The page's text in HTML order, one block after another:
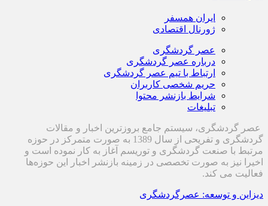
ایران همسفر
ژورنال اقتصادی
عصر گردشگری
درباره عصر گردشگری
ارتباط با تیم عصر گردشگری
حریم شخصی کاربران
شرایط بازنشر محتوا
تبلیغات
عصر گردشگری، سیستم جامع بروزترین اخبار و مقالات
گردشگری و تفریحی از سال 1389 به صورت متمرکز در حوزه
مرتبط با صنعت گردشگری و توریسم آغاز به کار نموده است و
اخیرا نیز به صورت تخصصی در زمینه بازنشر اخبار این حوزه‌ها
فعالیت می کند.
دیزاین و توسعه: عصرگردشگری